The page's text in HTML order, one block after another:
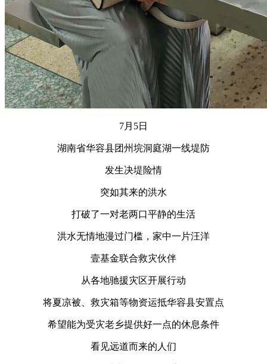
7月5日
湖南省华容县团州垸洞庭湖一线堤防
发生决堤险情
突如其来的洪水
打破了一对老两口平静的生活
洪水无情地漫过门槛，家中一片汪洋
壹基金联合救灾伙伴
从各地驰援灾区开展行动
将夏凉被、救灾箱等物资运抵华容县安置点
希望能为受灾老乡提供好一点的休息条件
看见远道而来的人们